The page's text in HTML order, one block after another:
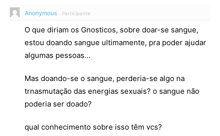
Anonymous Participante
O que diriam os Gnosticos, sobre doar-se sangue,
estou doando sangue ultimamente, pra poder ajudar
algumas pessoas…
Mas doando-se o sangue, perderia-se algo na
trnasmutação das energias sexuais? o sangue não
poderia ser doado?
qual conhecimento sobre isso têm vcs?